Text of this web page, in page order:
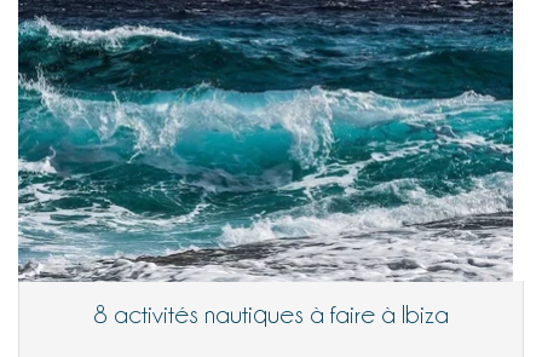
8 activités nautiques à faire à Ibiza